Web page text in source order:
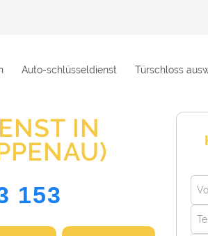
Auto-schlüsseldienst Türschloss
IN
153